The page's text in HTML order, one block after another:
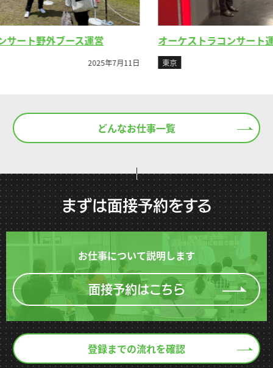
オーケストラコンサート運営 韓
どんなお仕事一覧
まずは面接予約をする
お仕事について説明します
面接予約はこちら
登録までの流れを確認